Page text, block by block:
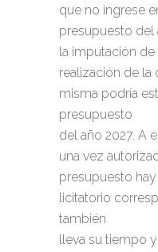
que no ingrese
presupuesto del
la imputación
realización de la
misma podría
presupuesto
del año 2027. A
una vez
presupuesto
licitatorio
también
lleva su tiempo